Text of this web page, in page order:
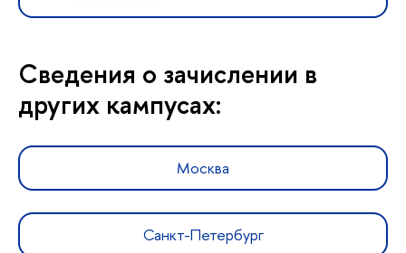
Сведения о зачислении в
других кампусах:
Москва
Санкт-Петербург